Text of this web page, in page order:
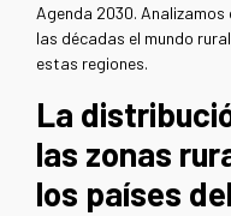
Agenda 2030.
las décadas el mundo
estas regiones.
La
las zonas
los países